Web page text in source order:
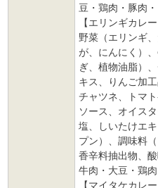
豆・鶏肉・豚肉・
【エリンギカレー
野菜（エリンギ
が、にんにく）
ぎ、植物油脂）
キス、りんご加
チャツネ、トマ
ソース、オイス
塩、しいたけエ
プン）、調味料
香辛料抽出物、
牛肉・大豆・鶏
【マイタケカレー